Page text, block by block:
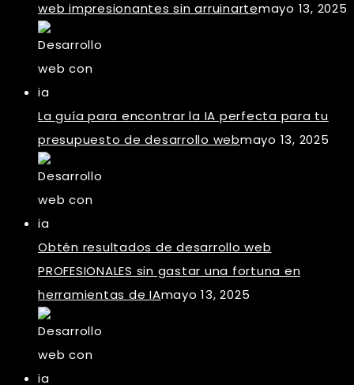
web impresionantes sin arruinartemayo 13, 2025
La guía para encontrar la IA perfecta para tu
presupuesto de desarrollo webmayo 13, 2025
Obtén resultados de desarrollo web
PROFESIONALES sin gastar una fortuna en
herramientas de IAmayo 13, 2025